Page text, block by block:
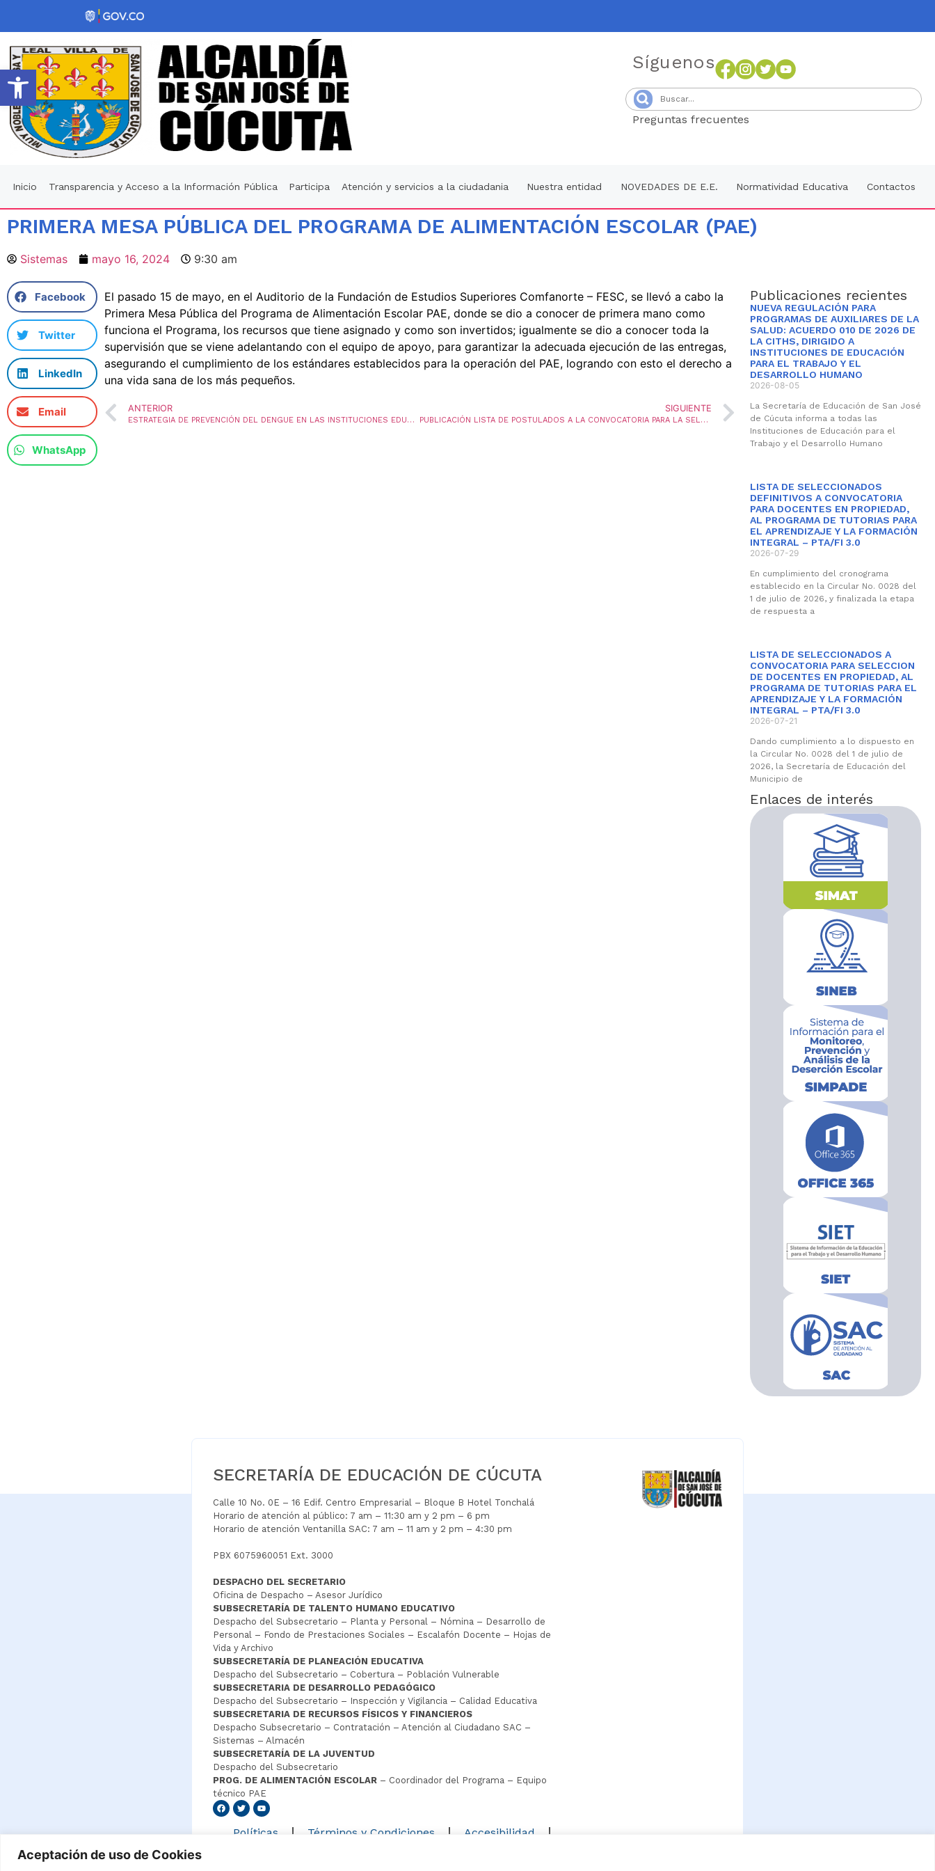
Abrir barra de herramientas
Aceptación de uso de Cookies
Síguenos
Preguntas frecuentes
Inicio Transparencia y Acceso a la Información Pública Participa Atención y servicios a la ciudadania Nuestra entidad NOVEDADES DE E.E. Normatividad Educativa Contactos
PRIMERA MESA PÚBLICA DEL PROGRAMA DE ALIMENTACIÓN ESCOLAR (PAE)
Sistemas mayo 16, 2024 9:30 am
Facebook
Twitter
LinkedIn
Email
WhatsApp
El pasado 15 de mayo, en el Auditorio de la Fundación de Estudios Superiores Comfanorte – FESC, se llevó a cabo la
Primera Mesa Pública del Programa de Alimentación Escolar PAE, donde se dio a conocer de primera mano como
funciona el Programa, los recursos que tiene asignado y como son invertidos; igualmente se dio a conocer toda la
supervisión que se viene adelantando con el equipo de apoyo, para garantizar la adecuada ejecución de las entregas,
asegurando el cumplimiento de los estándares establecidos para la operación del PAE, logrando con esto el derecho a
una vida sana de los más pequeños.
ANTERIOR
ESTRATEGIA DE PREVENCIÓN DEL DENGUE EN LAS INSTITUCIONES EDUCATIVAS DEL MUNICIPIO
SIGUIENTE
PUBLICACIÓN LISTA DE POSTULADOS A LA CONVOCATORIA PARA LA SELECCION DE DOCENTES EN PROPIEDAD INTERESADOS EN COMISIÓN DE SERVICIOS COMO DOCENTES TUTORES AL PROGRAMA DE TUTORIAS PARA EL APRENDIZAJE Y LA FORMACIÓN INTEGRAL – PTA/FI 3.0
Publicaciones recientes
NUEVA REGULACIÓN PARA
PROGRAMAS DE AUXILIARES DE LA
SALUD: ACUERDO 010 DE 2026 DE
LA CITHS, DIRIGIDO A
INSTITUCIONES DE EDUCACIÓN
PARA EL TRABAJO Y EL
DESARROLLO HUMANO
2026-08-05
La Secretaría de Educación de San José
de Cúcuta informa a todas las
Instituciones de Educación para el
Trabajo y el Desarrollo Humano
LISTA DE SELECCIONADOS
DEFINITIVOS A CONVOCATORIA
PARA DOCENTES EN PROPIEDAD,
AL PROGRAMA DE TUTORIAS PARA
EL APRENDIZAJE Y LA FORMACIÓN
INTEGRAL – PTA/FI 3.0
2026-07-29
En cumplimiento del cronograma
establecido en la Circular No. 0028 del
1 de julio de 2026, y finalizada la etapa
de respuesta a
LISTA DE SELECCIONADOS A
CONVOCATORIA PARA SELECCION
DE DOCENTES EN PROPIEDAD, AL
PROGRAMA DE TUTORIAS PARA EL
APRENDIZAJE Y LA FORMACIÓN
INTEGRAL – PTA/FI 3.0
2026-07-21
Dando cumplimiento a lo dispuesto en
la Circular No. 0028 del 1 de julio de
2026, la Secretaría de Educación del
Municipio de
Enlaces de interés
SECRETARÍA DE EDUCACIÓN DE CÚCUTA
Calle 10 No. 0E – 16 Edif. Centro Empresarial – Bloque B Hotel Tonchalá
Horario de atención al público: 7 am – 11:30 am y 2 pm – 6 pm
Horario de atención Ventanilla SAC: 7 am – 11 am y 2 pm – 4:30 pm
PBX 6075960051 Ext. 3000
DESPACHO DEL SECRETARIO
Oficina de Despacho – Asesor Jurídico
SUBSECRETARÍA DE TALENTO HUMANO EDUCATIVO
Despacho del Subsecretario – Planta y Personal – Nómina – Desarrollo de
Personal – Fondo de Prestaciones Sociales – Escalafón Docente – Hojas de
Vida y Archivo
SUBSECRETARÍA DE PLANEACIÓN EDUCATIVA
Despacho del Subsecretario – Cobertura – Población Vulnerable
SUBSECRETARIA DE DESARROLLO PEDAGÓGICO
Despacho del Subsecretario – Inspección y Vigilancia – Calidad Educativa
SUBSECRETARIA DE RECURSOS FÍSICOS Y FINANCIEROS
Despacho Subsecretario – Contratación – Atención al Ciudadano SAC –
Sistemas – Almacén
SUBSECRETARÍA DE LA JUVENTUD
Despacho del Subsecretario
PROG. DE ALIMENTACIÓN ESCOLAR– Coordinador del Programa – Equipo
técnico PAE
Políticas Términos y Condiciones Accesibilidad